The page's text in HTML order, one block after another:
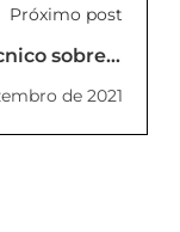
Próximo post
sobre o
Engenharia
de 2021